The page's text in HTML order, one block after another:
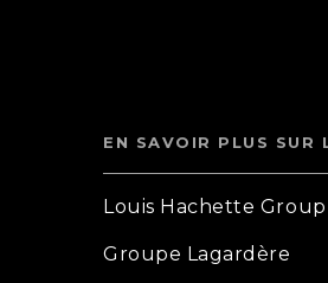
EN SAVOIR PLUS SUR
Louis Hachette Group
Groupe Lagardère